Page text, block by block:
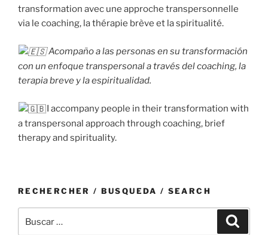
transformation avec une approche transpersonnelle
via le coaching, la thérapie brève et la spiritualité.
Acompaño a las personas en su transformación
con un enfoque transpersonal a través del coaching, la
terapia breve y la espiritualidad.
I accompany people in their transformation with
a transpersonal approach through coaching, brief
therapy and spirituality.
RECHERCHER / BUSQUEDA / SEARCH
por: